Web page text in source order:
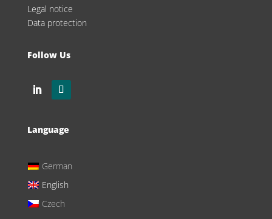
Legal notice
Data protection
Follow Us
Language
German
English
Czech